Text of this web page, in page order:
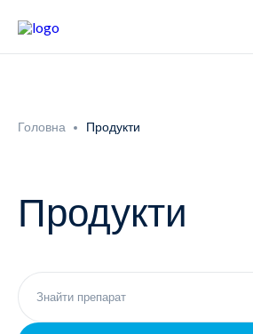
Новини
Неврологія
Фармаконагляд
Головна Продукти
Продукти